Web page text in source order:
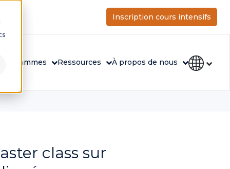
Inscription cours intensifs
Programmes Ressources À propos de nous
class sur